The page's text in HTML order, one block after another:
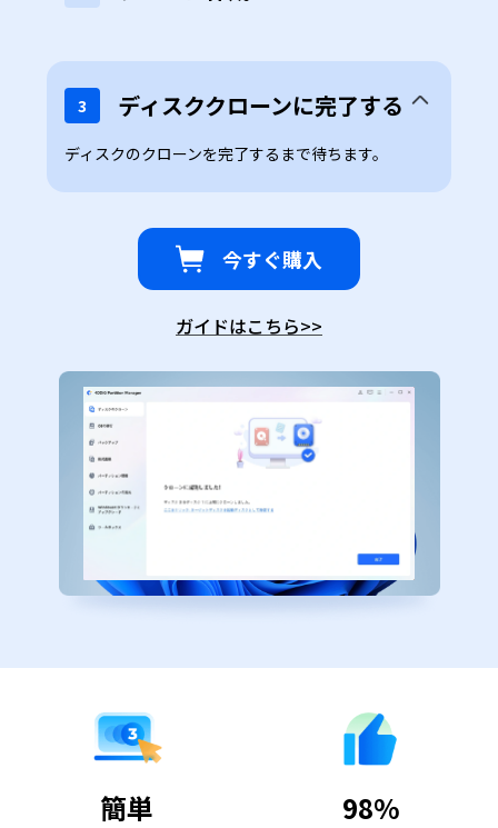
3 ディスククローンに完了する
今すぐ購入
ガイドはこちら>>
簡単 98%